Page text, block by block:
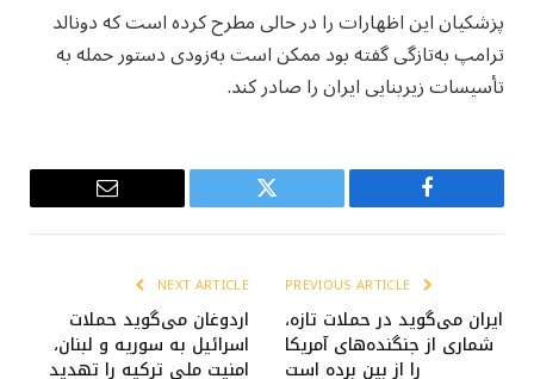
پزشکیان این اظهارات را در حالی مطرح کرده است که دونالد
ترامپ به‌تازگی گفته بود ممکن است به‌زودی دستور حمله به
تأسیسات زیربنایی ایران را صادر کند.
Facebook
Twitter
Email
ایران می‌گوید در حملات تازه،
شماری از جنگنده‌های آمریکا
را از بین برده است
NEXT ARTICLE
اردوغان می‌گوید حملات
اسرائیل به سوریه و لبنان،
امنیت ملی ترکیه را تهدید